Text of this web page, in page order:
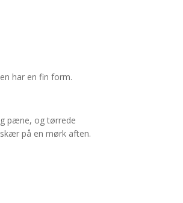
har en fin form.
pæne, og tørrede
på en mørk aften.